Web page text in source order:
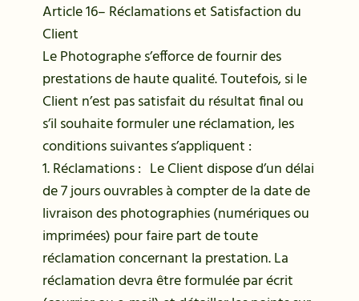
Article 16– Réclamations et Satisfaction du
Client
Le Photographe s’efforce de fournir des
prestations de haute qualité. Toutefois, si le
Client n’est pas satisfait du résultat final ou
s’il souhaite formuler une réclamation, les
conditions suivantes s’appliquent :
1. Réclamations : Le Client dispose d’un délai
de 7 jours ouvrables à compter de la date de
livraison des photographies (numériques ou
imprimées) pour faire part de toute
réclamation concernant la prestation. La
réclamation devra être formulée par écrit